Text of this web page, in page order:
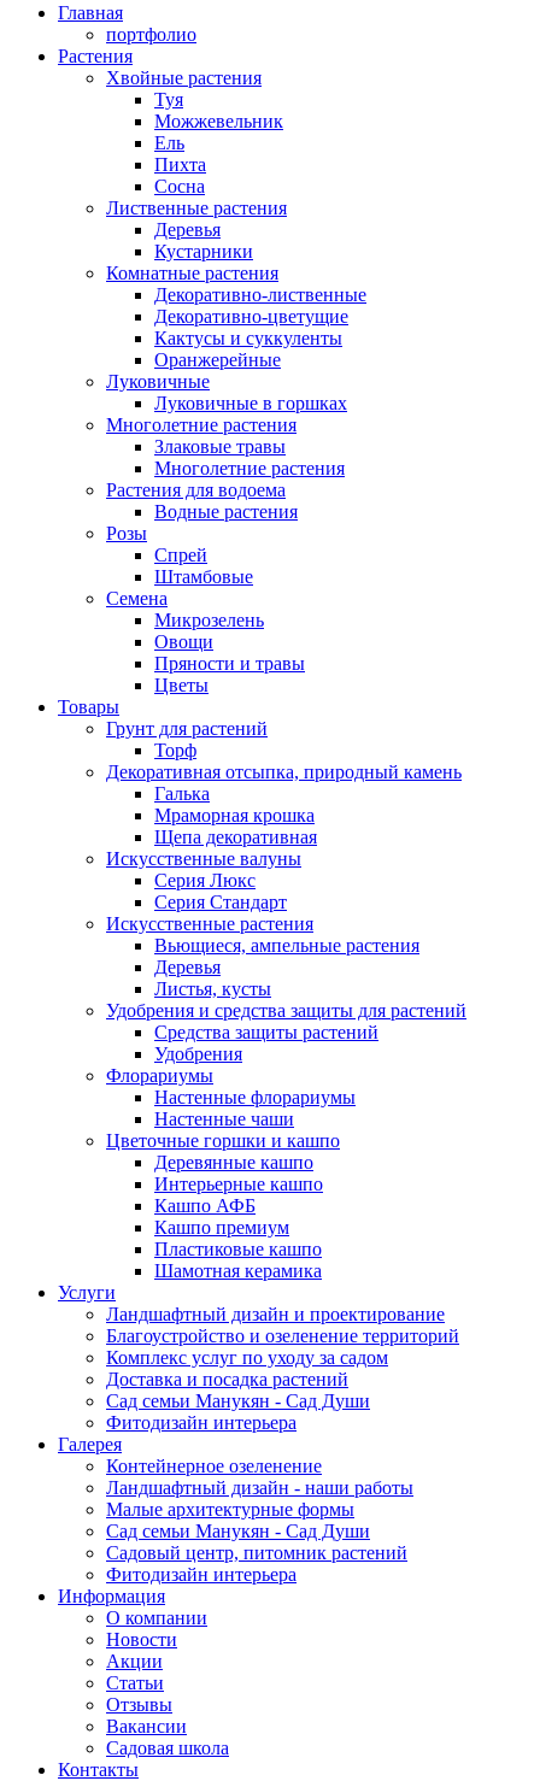
Главная
портфолио
Растения
Хвойные растения
Туя
Можжевельник
Ель
Пихта
Сосна
Лиственные растения
Деревья
Кустарники
Комнатные растения
Декоративно-лиственные
Декоративно-цветущие
Кактусы и суккуленты
Оранжерейные
Луковичные
Луковичные в горшках
Многолетние растения
Злаковые травы
Многолетние растения
Растения для водоема
Водные растения
Розы
Спрей
Штамбовые
Семена
Микрозелень
Овощи
Пряности и травы
Цветы
Товары
Грунт для растений
Торф
Декоративная отсыпка, природный камень
Галька
Мраморная крошка
Щепа декоративная
Искусственные валуны
Серия Люкс
Серия Стандарт
Искусственные растения
Вьющиеся, ампельные растения
Деревья
Листья, кусты
Удобрения и средства защиты для растений
Средства защиты растений
Удобрения
Флорариумы
Настенные флорариумы
Настенные чаши
Цветочные горшки и кашпо
Деревянные кашпо
Интерьерные кашпо
Кашпо АФБ
Кашпо премиум
Пластиковые кашпо
Шамотная керамика
Услуги
Ландшафтный дизайн и проектирование
Благоустройство и озеленение территорий
Комплекс услуг по уходу за садом
Доставка и посадка растений
Сад семьи Манукян - Сад Души
Фитодизайн интерьера
Галерея
Контейнерное озеленение
Ландшафтный дизайн - наши работы
Малые архитектурные формы
Сад семьи Манукян - Сад Души
Садовый центр, питомник растений
Фитодизайн интерьера
Информация
О компании
Новости
Акции
Статьи
Отзывы
Вакансии
Садовая школа
Контакты